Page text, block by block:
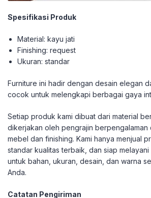
Spesifikasi Produk
Material: kayu jati
Finishing: request
Ukuran: standar
Furniture ini hadir dengan desain elegan
cocok untuk melengkapi berbagai gaya
Setiap produk kami dibuat dari material
dikerjakan oleh pengrajin berpengalaman
mebel dan finishing. Kami hanya menjual
standar kualitas terbaik, dan siap
untuk bahan, ukuran, desain, dan warna
Anda.
Catatan Pengiriman